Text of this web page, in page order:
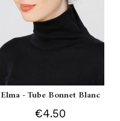
Elma - Tube Bonnet Blanc
€4.50